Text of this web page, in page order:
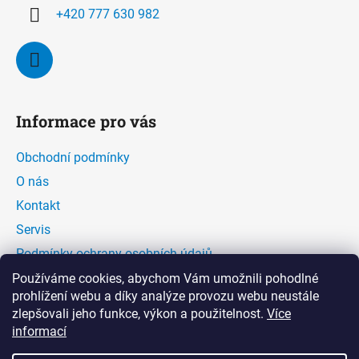
Používáme cookies, abychom Vám umožnili pohodlné
prohlížení webu a díky analýze provozu webu neustále
zlepšovali jeho funkce, výkon a použitelnost. Více
informací
+420 777 630 982
Informace pro vás
Obchodní podmínky
O nás
Kontakt
Servis
Podmínky ochrany osobních údajů
Kontaktní formulář
Facebook